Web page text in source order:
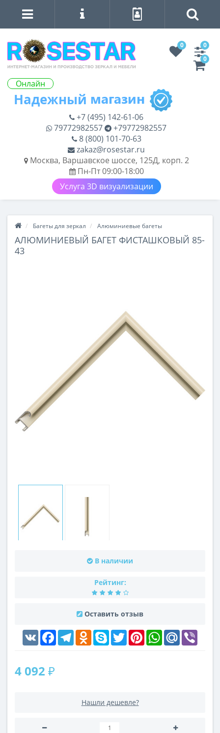
Онлайн
0
0
0
+7 (495) 142-61-06
79772982557
+79772982557
8 (800) 101-70-63
zakaz@rosestar.ru
Москва, Варшавское шоссе, 125Д, корп. 2
Пн-Пт 09:00-18:00
Услуга 3D визуализации
Багеты для зеркал Алюминиевые багеты
АЛЮМИНИЕВЫЙ БАГЕТ ФИСТАШКОВЫЙ 85-
43
В наличии
Рейтинг:
Оставить отзыв
VK FacebookTelegramOdnoklassniki
Skype Twitter PinterestWhatsAppMail.Ru
4 092 ₽
Нашли дешевле?